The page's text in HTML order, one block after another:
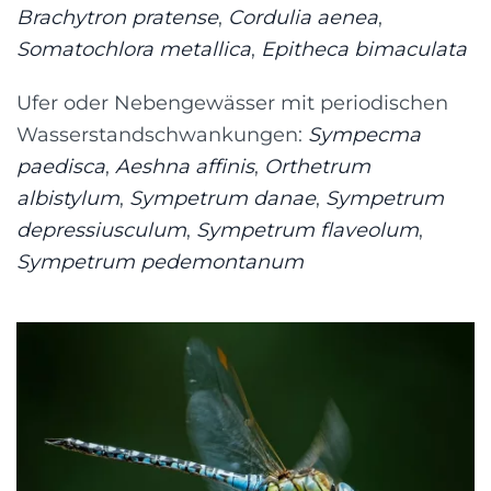
Brachytron pratense, Cordulia aenea,
Somatochlora metallica, Epitheca bimaculata
Ufer oder Nebengewässer mit periodischen
Wasserstandschwankungen: Sympecma
paedisca, Aeshna affinis, Orthetrum
albistylum, Sympetrum danae, Sympetrum
depressiusculum, Sympetrum flaveolum,
Sympetrum pedemontanum